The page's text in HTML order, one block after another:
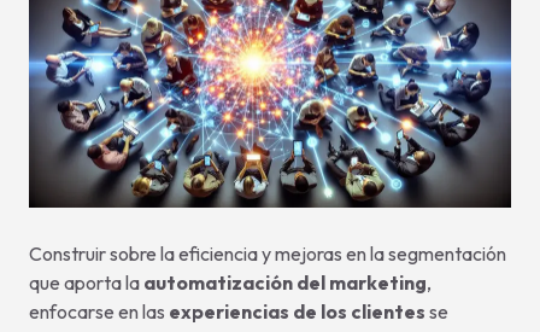
Construir sobre la eficiencia y mejoras en la segmentación
que aporta la automatización del marketing,
enfocarse en las experiencias de los clientes se